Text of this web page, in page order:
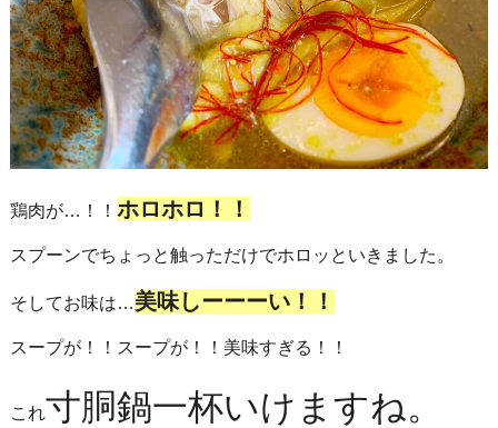
鶏肉が…！！ ホロホロ！！
スプーンでちょっと触っただけでホロッといきました。
そしてお味は…美味しーーーい！！
スープが！！スープが！！美味すぎる！！
これ寸胴鍋一杯いけますね。